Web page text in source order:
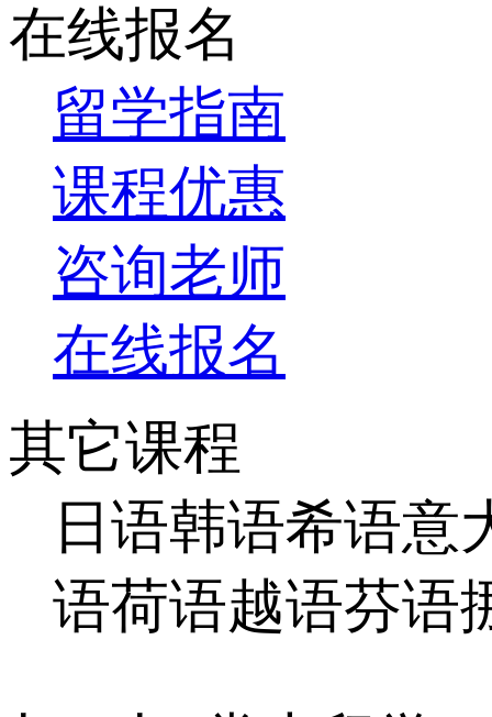
在线报名
留学指南
课程优惠
咨询老师
在线报名
其它课程
日语韩语希语意
语荷语越语芬语